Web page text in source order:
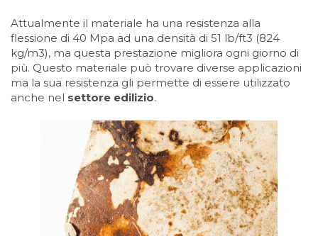
Attualmente il materiale ha una resistenza alla
flessione di 40 Mpa ad una densità di 51 lb/ft3 (824
kg/m3), ma questa prestazione migliora ogni giorno di
più. Questo materiale può trovare diverse applicazioni
ma la sua resistenza gli permette di essere utilizzato
anche nel settore edilizio.